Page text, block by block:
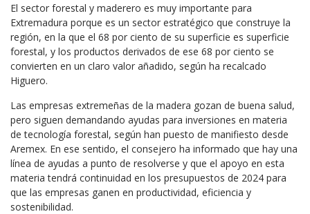
El sector forestal y maderero es muy importante para
Extremadura porque es un sector estratégico que construye la
región, en la que el 68 por ciento de su superficie es superficie
forestal, y los productos derivados de ese 68 por ciento se
convierten en un claro valor añadido, según ha recalcado
Higuero.
Las empresas extremeñas de la madera gozan de buena salud,
pero siguen demandando ayudas para inversiones en materia
de tecnología forestal, según han puesto de manifiesto desde
Aremex. En ese sentido, el consejero ha informado que hay una
línea de ayudas a punto de resolverse y que el apoyo en esta
materia tendrá continuidad en los presupuestos de 2024 para
que las empresas ganen en productividad, eficiencia y
sostenibilidad.